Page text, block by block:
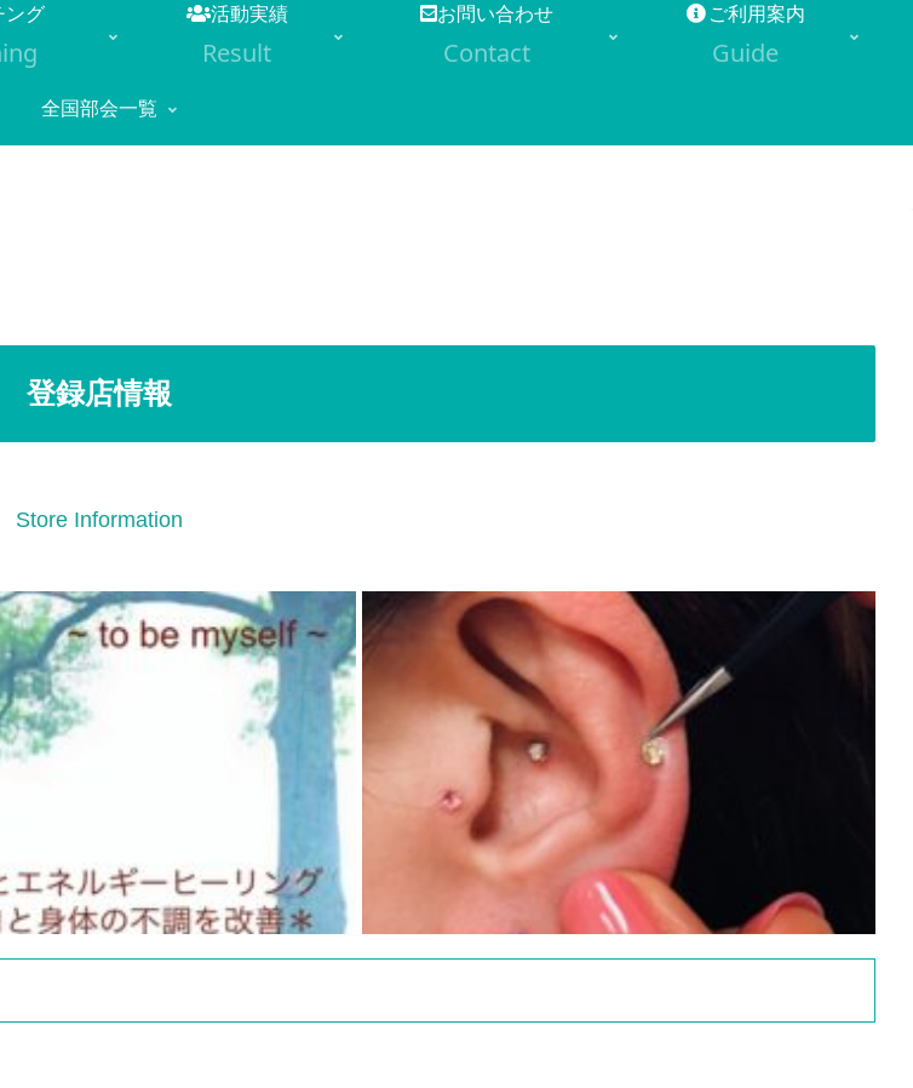
ング 活動実績
Result
お問い合わせ
Contact
ご利用案内
Guide
全国部会一覧
登録店情報
Store Information